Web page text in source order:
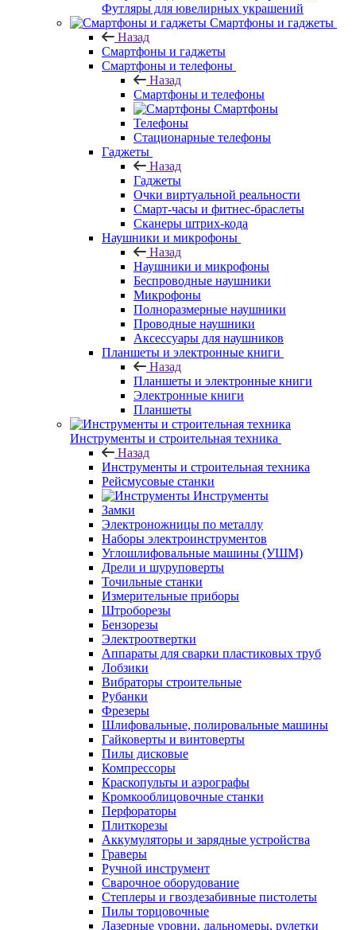
Футляры для ювелирных украшений
Смартфоны и гаджеты
Назад
Смартфоны и гаджеты
Смартфоны и телефоны
Назад
Смартфоны и телефоны
Смартфоны
Телефоны
Стационарные телефоны
Гаджеты
Назад
Гаджеты
Очки виртуальной реальности
Смарт-часы и фитнес-браслеты
Сканеры штрих-кода
Наушники и микрофоны
Назад
Наушники и микрофоны
Беспроводные наушники
Микрофоны
Полноразмерные наушники
Проводные наушники
Аксессуары для наушников
Планшеты и электронные книги
Назад
Планшеты и электронные книги
Электронные книги
Планшеты
Инструменты и строительная техника
Назад
Инструменты и строительная техника
Рейсмусовые станки
Инструменты
Замки
Электроножницы по металлу
Наборы электроинструментов
Углошлифовальные машины (УШМ)
Дрели и шуруповерты
Точильные станки
Измерительные приборы
Штроборезы
Бензорезы
Электроотвертки
Аппараты для сварки пластиковых труб
Лобзики
Вибраторы строительные
Рубанки
Фрезеры
Шлифовальные, полировальные машины
Гайковерты и винтоверты
Пилы дисковые
Компрессоры
Краскопульты и аэрографы
Кромкооблицовочные станки
Перфораторы
Плиткорезы
Аккумуляторы и зарядные устройства
Граверы
Ручной инструмент
Сварочное оборудование
Степлеры и гвоздезабивные пистолеты
Пилы торцовочные
Лазерные уровни, дальномеры, рулетки